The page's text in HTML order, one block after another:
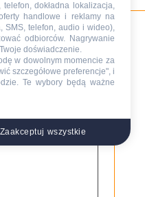
dokładna lokalizacja,
handlowe i reklamy na
SMS, telefon, audio i wideo),
odbiorców. Nagrywanie
doświadczenie.
w dowolnym momencie za
szczegółowe preferencje", i
Te wybory będą ważne
Zaakceptuj wszystkie